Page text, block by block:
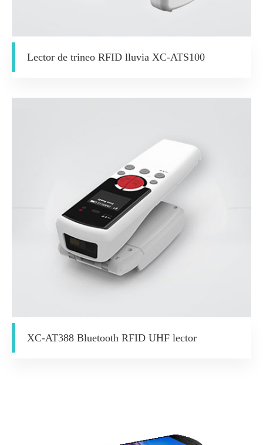
Lector de trineo RFID lluvia XC-ATS100
XC-AT388 Bluetooth RFID UHF lector